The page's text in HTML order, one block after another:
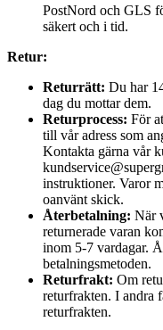
PostNord och GLS
säkert och i tid.
Retur:
Returrätt: Du har
dag du mottar dem.
Returprocess: För
till vår adress som
Kontakta gärna vår
instruktioner. Varor
oanvänt skick.
Återbetalning: När
returnerade varan
inom 5-7 vardagar.
betalningsmetoden.
Returfrakt: Om
returfrakten. I andra
returfrakten.